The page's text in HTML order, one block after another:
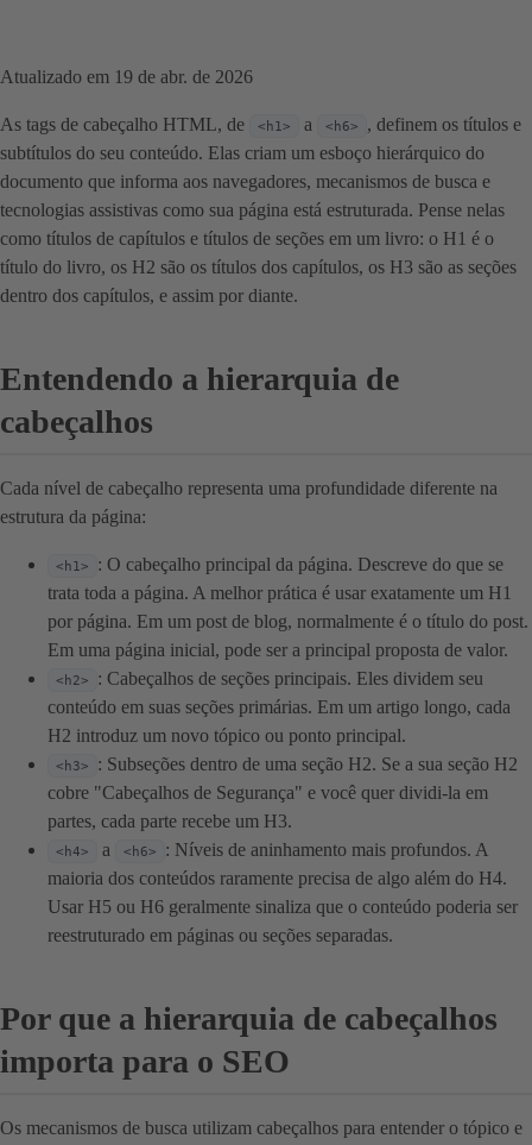
Atualizado em 19 de abr. de 2026
As tags de cabeçalho HTML, de <h1> a <h6>
, definem os títulos e
subtítulos do seu conteúdo. Elas criam um esboço hierárquico do
documento que informa aos navegadores, mecanismos de busca e
tecnologias assistivas como sua página está estruturada. Pense nelas
como títulos de capítulos e títulos de seções em um livro: o H1 é o
título do livro, os H2 são os títulos dos capítulos, os H3 são as seções
dentro dos capítulos, e assim por diante.
Entendendo a hierarquia de
cabeçalhos
Cada nível de cabeçalho representa uma profundidade diferente na
estrutura da página:
<h1>
: O cabeçalho principal da página. Descreve do que se
trata toda a página. A melhor prática é usar exatamente um H1
por página. Em um post de blog, normalmente é o título do post.
Em uma página inicial, pode ser a principal proposta de valor.
<h2>
: Cabeçalhos de seções principais. Eles dividem seu
conteúdo em suas seções primárias. Em um artigo longo, cada
H2 introduz um novo tópico ou ponto principal.
<h3>
: Subseções dentro de uma seção H2. Se a sua seção H2
cobre "Cabeçalhos de Segurança" e você quer dividi-la em
partes, cada parte recebe um H3.
<h4> a <h6>
: Níveis de aninhamento mais profundos. A
maioria dos conteúdos raramente precisa de algo além do H4.
Usar H5 ou H6 geralmente sinaliza que o conteúdo poderia ser
reestruturado em páginas ou seções separadas.
Por que a hierarquia de cabeçalhos
importa para o SEO
Os mecanismos de busca utilizam cabeçalhos para entender o tópico e